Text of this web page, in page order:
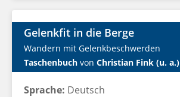
Gelenkfit in die Berge
Wandern mit Gelenkbeschwerden
Taschenbuch von Christian Fink (u. a.)
Sprache: Deutsch